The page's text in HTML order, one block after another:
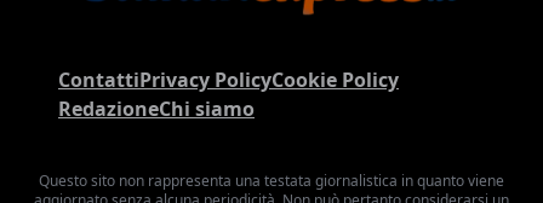
ContattiPrivacy PolicyCookie Policy
RedazioneChi siamo
Questo sito non rappresenta una testata giornalistica in quanto viene